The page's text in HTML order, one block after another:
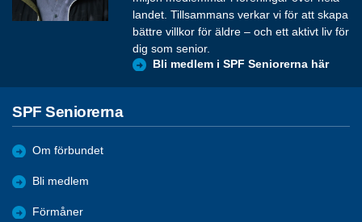
landet. Tillsammans verkar vi för att skapa
bättre villkor för äldre – och ett aktivt liv för
dig som senior.
Bli medlem i SPF Seniorerna här
SPF Seniorerna
Om förbundet
Bli medlem
Förmåner